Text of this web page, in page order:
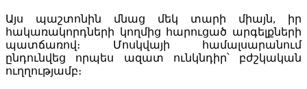
Այս պաշտոնին մնաց մեկ տարի միայն, իր
հակառակորդների կողմից հարուցած արգելքների
պատճառով։ Մոսկվայի համալսարանում
ընդունվեց որպես ազատ ունկնդիր՝ բժշկական
ուղղությամբ։